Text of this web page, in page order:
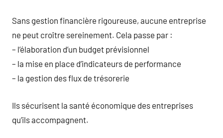
Sans gestion financière rigoureuse, aucune entreprise
ne peut croître sereinement. Cela passe par :
– l’élaboration d’un budget prévisionnel
– la mise en place d’indicateurs de performance
– la gestion des flux de trésorerie
Ils sécurisent la santé économique des entreprises
qu’ils accompagnent.